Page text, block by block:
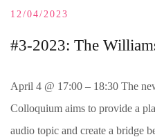
12/04/2023
#3-2023: The
April 4 @ 17:00 – 18:30 The
Colloquium aims to provide a
audio topic and create a bridge